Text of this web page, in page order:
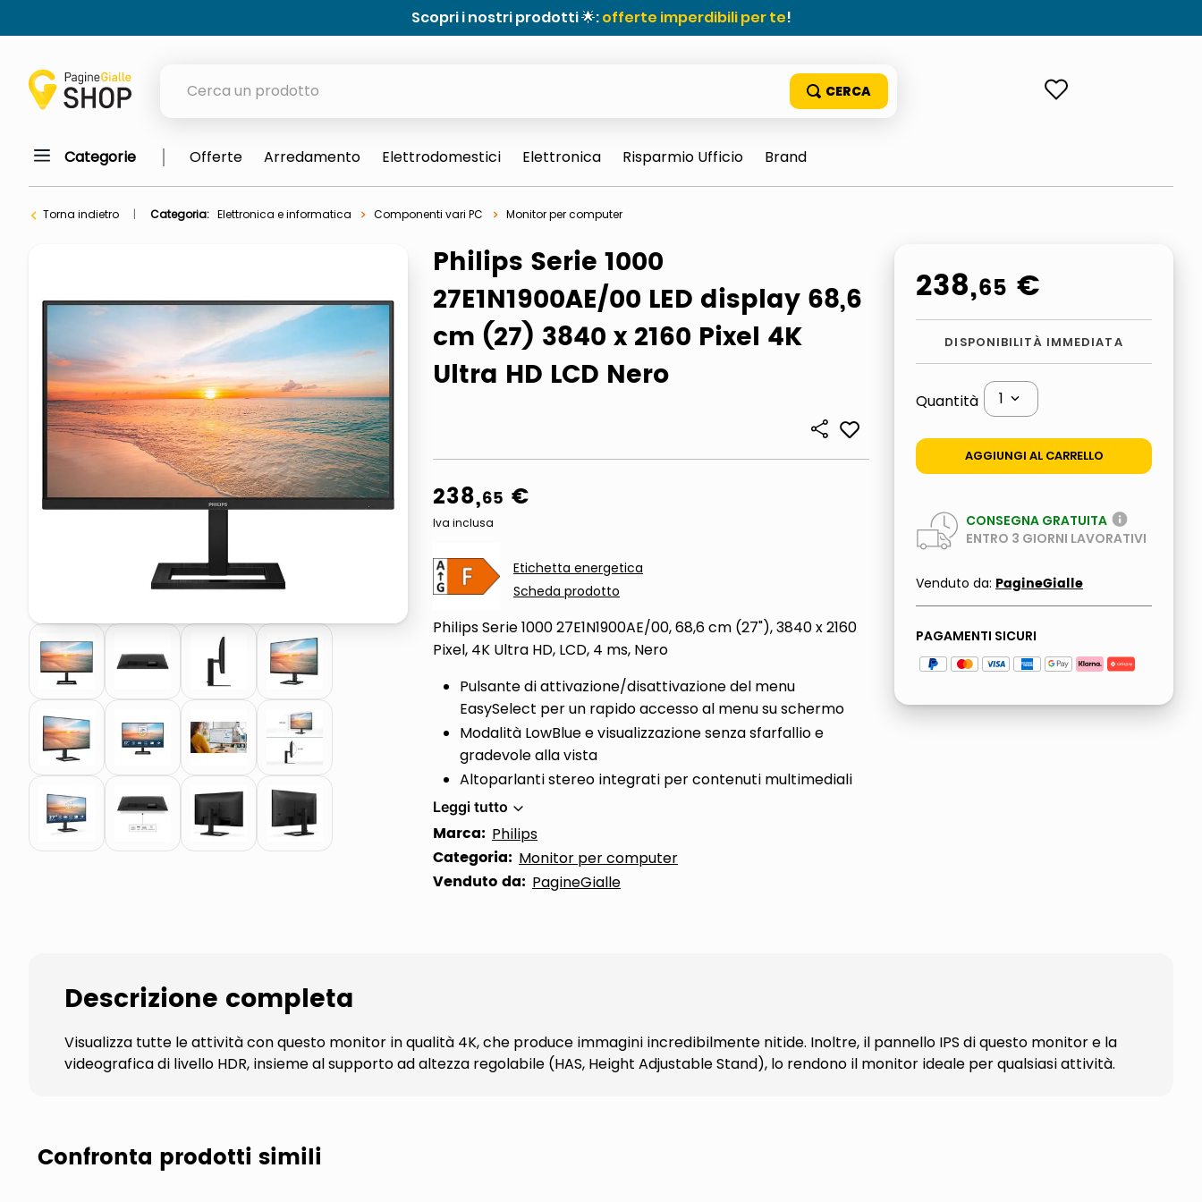
Scopri i nostri prodotti 🌟:offerte imperdibili per te!
orologio parete
elenco
ombrelloni
lucidatrice pavimenti
italia independent occhiali sole 0703 thin rotondo sun
pattumiera raccolta differenziata
elenco telefonico
Categorie Offerte Arredamento Elettrodomestici Elettronica Risparmio Ufficio Brand
Torna indietro Categoria: Elettronica e informatica Componenti vari PC Monitor per computer
Philips Serie 1000
27E1N1900AE/00 LED display 68,6
cm (27) 3840 x 2160 Pixel 4K
Ultra HD LCD Nero
238,65 €
Iva inclusa
Etichetta energetica
Scheda prodotto
Philips Serie 1000 27E1N1900AE/00, 68,6 cm (27"), 3840 x 2160
Pixel, 4K Ultra HD, LCD, 4 ms, Nero
Pulsante di attivazione/disattivazione del menu
EasySelect per un rapido accesso al menu su schermo
Modalità LowBlue e visualizzazione senza sfarfallio e
gradevole alla vista
Altoparlanti stereo integrati per contenuti multimediali
Leggi tutto
Marca: Philips
Categoria: Monitor per computer
Venduto da: PagineGialle
238,65 €
DISPONIBILITÀ IMMEDIATA
Quantità 1
AGGIUNGI AL CARRELLO
CONSEGNA GRATUITA
ENTRO 3 GIORNI LAVORATIVI
Venduto da: PagineGialle
PAGAMENTI SICURI
Descrizione completa
Visualizza tutte le attività con questo monitor in qualità 4K, che produce immagini incredibilmente nitide. Inoltre, il pannello IPS di questo monitor e la
videografica di livello HDR, insieme al supporto ad altezza regolabile (HAS, Height Adjustable Stand), lo rendono il monitor ideale per qualsiasi attività.
Confronta prodotti simili